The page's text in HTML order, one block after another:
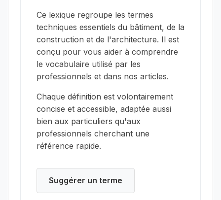
Ce lexique regroupe les termes
techniques essentiels du bâtiment, de la
construction et de l'architecture. Il est
conçu pour vous aider à comprendre
le vocabulaire utilisé par les
professionnels et dans nos articles.
Chaque définition est volontairement
concise et accessible, adaptée aussi
bien aux particuliers qu'aux
professionnels cherchant une
référence rapide.
Suggérer un terme